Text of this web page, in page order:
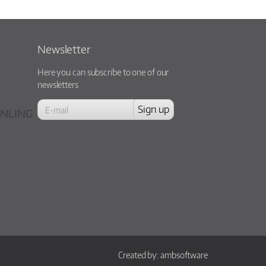
Newsletter
Here you can subscribe to one of our
newsletters
Created by:ambsoftware